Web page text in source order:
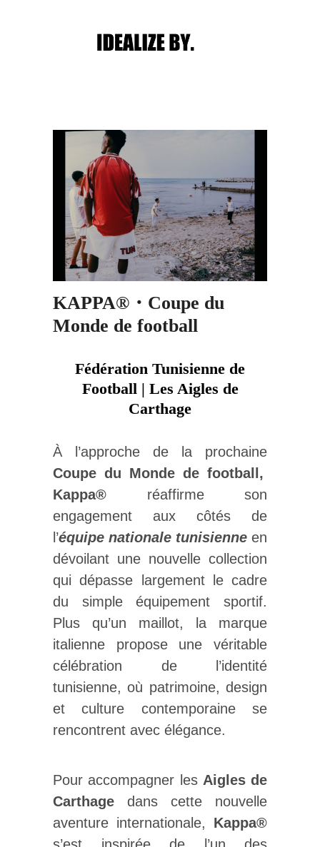
Post navigation
KAPPA®・Coupe du
Monde de football
Fédération Tunisienne de
Football | Les Aigles de
Carthage
À l’approche de la prochaine
Coupe du Monde de football,
Kappa® réaffirme son
engagement aux côtés de
l’équipe nationale tunisienne en
dévoilant une nouvelle collection
qui dépasse largement le cadre
du simple équipement sportif.
Plus qu’un maillot, la marque
italienne propose une véritable
célébration de l’identité
tunisienne, où patrimoine, design
et culture contemporaine se
rencontrent avec élégance.
Pour accompagner les Aigles de
Carthage dans cette nouvelle
aventure internationale, Kappa®